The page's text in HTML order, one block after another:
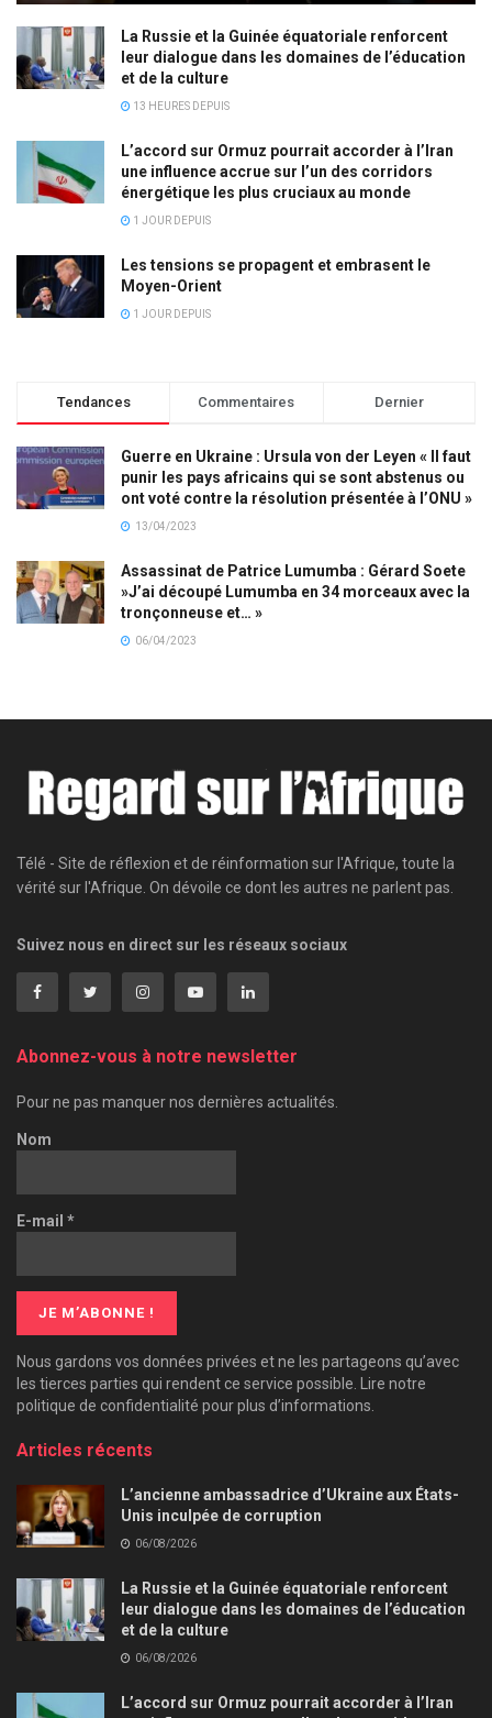
La Russie et la Guinée équatoriale renforcent
leur dialogue dans les domaines de l’éducation
et de la culture
13 HEURES DEPUIS
L’accord sur Ormuz pourrait accorder à l’Iran
une influence accrue sur l’un des corridors
énergétique les plus cruciaux au monde
1 JOUR DEPUIS
Les tensions se propagent et embrasent le
Moyen-Orient
1 JOUR DEPUIS
Tendances Commentaires Dernier
Guerre en Ukraine : Ursula von der Leyen « Il faut
punir les pays africains qui se sont abstenus ou
ont voté contre la résolution présentée à l’ONU »
13/04/2023
Assassinat de Patrice Lumumba : Gérard Soete
»J’ai découpé Lumumba en 34 morceaux avec la
tronçonneuse et… »
06/04/2023
Télé - Site de réflexion et de réinformation sur l'Afrique, toute la
vérité sur l'Afrique. On dévoile ce dont les autres ne parlent pas.
Suivez nous en direct sur les réseaux sociaux
Abonnez-vous à notre newsletter
Pour ne pas manquer nos dernières actualités.
Nom
E-mail *
Nous gardons vos données privées et ne les partageons qu’avec
les tierces parties qui rendent ce service possible. Lire notre
politique de confidentialité pour plus d’informations.
Articles récents
L’ancienne ambassadrice d’Ukraine aux États-
Unis inculpée de corruption
06/08/2026
La Russie et la Guinée équatoriale renforcent
leur dialogue dans les domaines de l’éducation
et de la culture
06/08/2026
L’accord sur Ormuz pourrait accorder à l’Iran